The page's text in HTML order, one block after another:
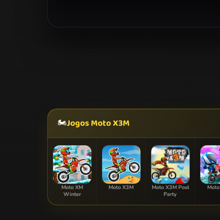
🏍️Jogos Moto X3M
Moto XM
Winter
Moto X3M
Moto X3M Pool
Party